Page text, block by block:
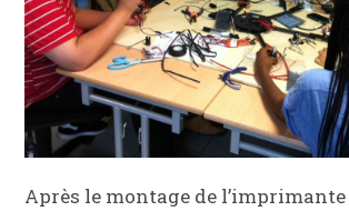
Après le montage de l’imprimante